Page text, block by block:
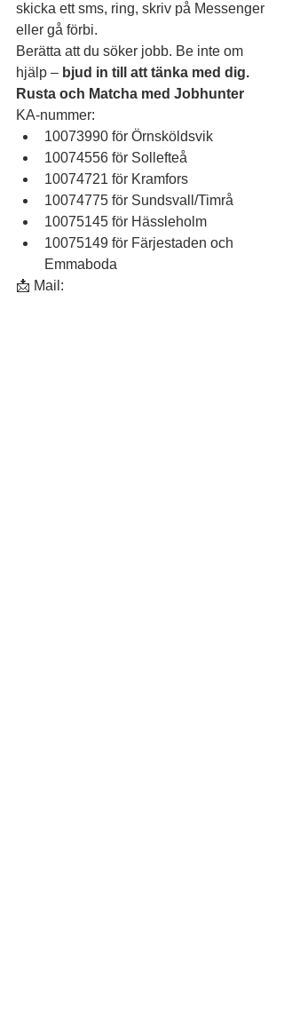
skicka ett sms, ring, skriv på Messenger
eller gå förbi.
Berätta att du söker jobb. Be inte om
hjälp – bjud in till att tänka med dig.
Rusta och Matcha med Jobhunter
KA-nummer:
10073990 för Örnsköldsvik
10074556 för Sollefteå
10074721 för Kramfors
10074775 för Sundsvall/Timrå
10075145 för Hässleholm
10075149 för Färjestaden och
Emmaboda
📩 Mail: